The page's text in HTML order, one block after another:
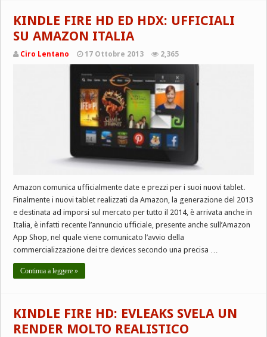
KINDLE FIRE HD ED HDX: UFFICIALI
SU AMAZON ITALIA
Ciro Lentano 17 Ottobre 2013 2,365
Amazon comunica ufficialmente date e prezzi per i suoi nuovi tablet.
Finalmente i nuovi tablet realizzati da Amazon, la generazione del 2013
e destinata ad imporsi sul mercato per tutto il 2014, è arrivata anche in
Italia, è infatti recente l’annuncio ufficiale, presente anche sull’Amazon
App Shop, nel quale viene comunicato l’avvio della
commercializzazione dei tre devices secondo una precisa …
Continua a leggere »
KINDLE FIRE HD: EVLEAKS SVELA UN
RENDER MOLTO REALISTICO